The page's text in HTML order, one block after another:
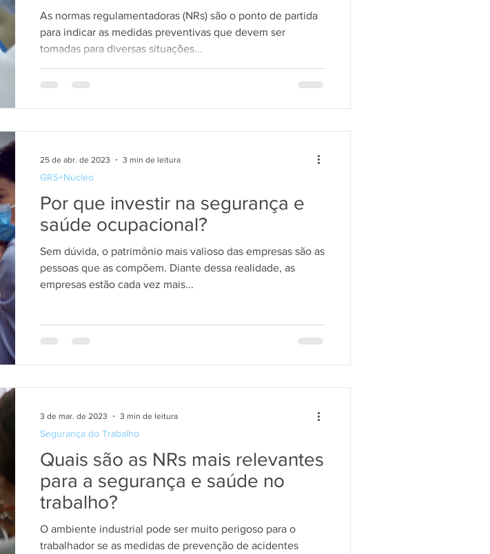
As normas regulamentadoras (NRs) são o ponto de partida
para indicar as medidas preventivas que devem ser
tomadas para diversas situações...
Por que investir na segurança e
saúde ocupacional?
Sem dúvida, o patrimônio mais valioso das empresas são as
pessoas que as compõem. Diante dessa realidade, as
empresas estão cada vez mais...
GRS+Núcleo
25 de abr. de 2023 3 min de leitura
Quais são as NRs mais relevantes
para a segurança e saúde no
trabalho?
O ambiente industrial pode ser muito perigoso para o
trabalhador se as medidas de prevenção de acidentes
Segurança do Trabalho
3 de mar. de 2023 3 min de leitura